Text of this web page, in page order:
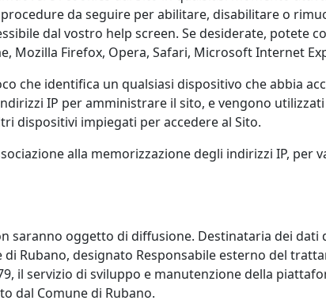
da seguire per abilitare, disabilitare o
dal vostro help screen. Se desiderate, potete
Mozilla Firefox, Opera, Safari, Microsoft Internet
che identifica un qualsiasi dispositivo che abbia
IP per amministrare il sito, e vengono
dispositivi impiegati per accedere al Sito.
alla memorizzazione degli indirizzi IP, per
saranno oggetto di diffusione. Destinataria dei dati
di Rubano, designato Responsabile esterno del
il servizio di sviluppo e manutenzione della
dal Comune di Rubano.